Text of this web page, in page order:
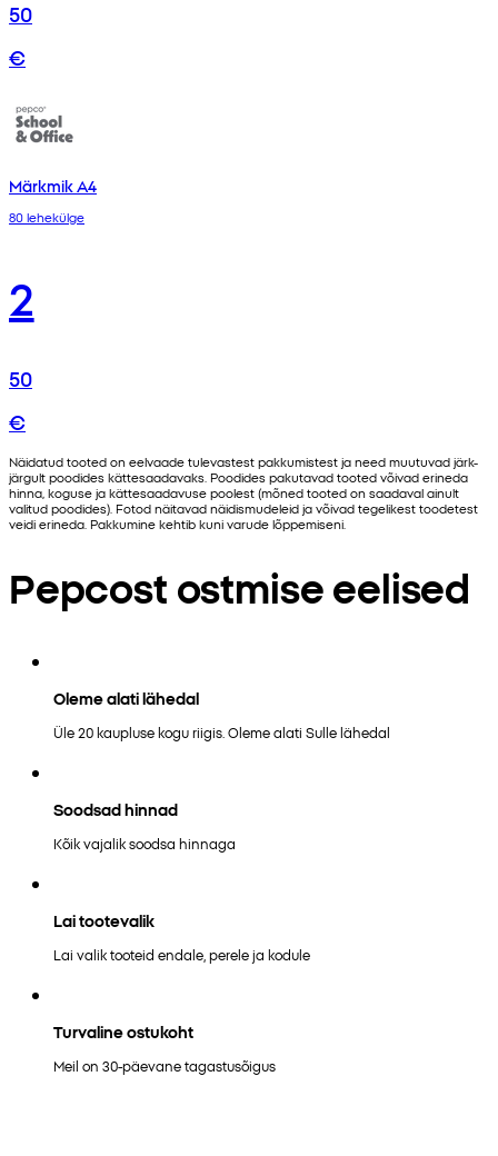
50
€
Märkmik A4
80 lehekülge
2
50
€
Näidatud tooted on eelvaade tulevastest pakkumistest ja need muutuvad järk-
järgult poodides kättesaadavaks. Poodides pakutavad tooted võivad erineda
hinna, koguse ja kättesaadavuse poolest (mõned tooted on saadaval ainult
valitud poodides). Fotod näitavad näidismudeleid ja võivad tegelikest toodetest
veidi erineda. Pakkumine kehtib kuni varude lõppemiseni.
Pepcost ostmise eelised
Oleme alati lähedal
Üle 20 kaupluse kogu riigis. Oleme alati Sulle lähedal
Soodsad hinnad
Kõik vajalik soodsa hinnaga
Lai tootevalik
Lai valik tooteid endale, perele ja kodule
Turvaline ostukoht
Meil on 30-päevane tagastusõigus